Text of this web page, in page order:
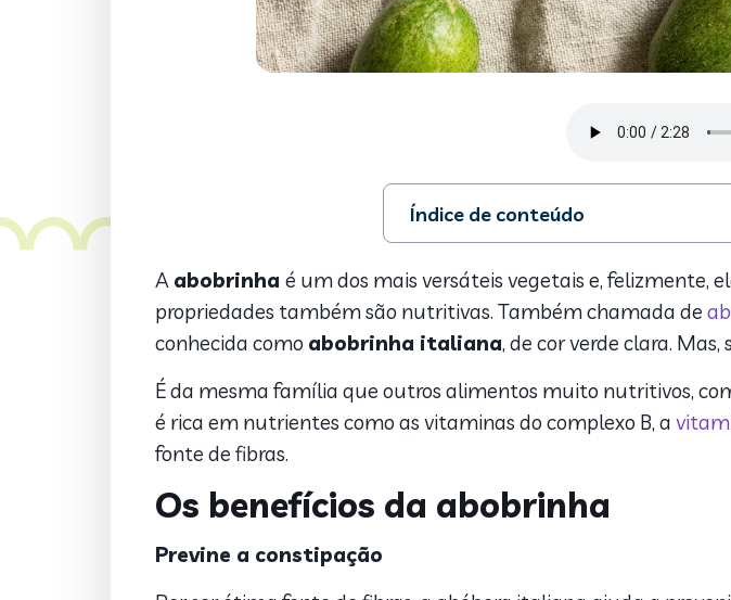
Índice de conteúdo
1. Os benefícios da abobrinha
2. Como consumir a abobrinha
3. Receita de abobrinha recheada com ricota e
A abobrinha é um dos mais versáteis vegetais e, felizmente,
propriedades também são nutritivas. Também chamada de
conhecida como abobrinha italiana, de cor verde clara.
É da mesma família que outros alimentos muito nutritivos,
é rica em nutrientes como as vitaminas do complexo B, a
fonte de fibras.
Os benefícios da abobrinha
Previne a constipação